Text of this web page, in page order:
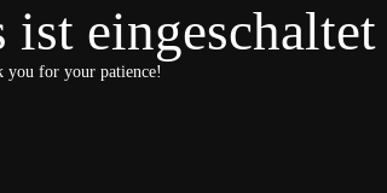
ist eingeschaltet
you for your patience!